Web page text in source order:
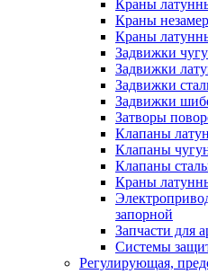
Краны
Краны
Краны
Задвижки
Задвижки
Задвижки
Задвижки
Затворы
Клапаны
Клапаны
Клапаны
Краны
запорной
Запчасти для
Системы
Регулирующая,